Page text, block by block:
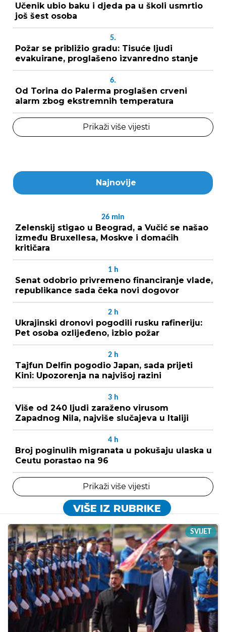
Učenik ubio baku i djeda pa u školi usmrtio
još šest osoba
5.
Požar se približio gradu: Tisuće ljudi
evakuirane, proglašeno izvanredno stanje
6.
Od Torina do Palerma proglašen crveni
alarm zbog ekstremnih temperatura
Prikaži više vijesti
Najnovije
26 min
Zelenskij stigao u Beograd, a Vučić se našao
između Bruxellesa, Moskve i domaćih
kritičara
1 h
Senat odobrio privremeno financiranje vlade,
republikance sada čeka novi dogovor
2 h
Ukrajinski dronovi pogodili rusku rafineriju:
Pet osoba ozlijeđeno, izbio požar
2 h
Tajfun Delfin pogodio Japan, sada prijeti
Kini: Upozorenja na najvišoj razini
3 h
Više od 240 ljudi zaraženo virusom
Zapadnog Nila, najviše slučajeva u Italiji
4 h
Broj poginulih migranata u pokušaju ulaska u
Ceutu porastao na 96
Prikaži više vijesti
VIŠE IZ RUBRIKE
SVIJET